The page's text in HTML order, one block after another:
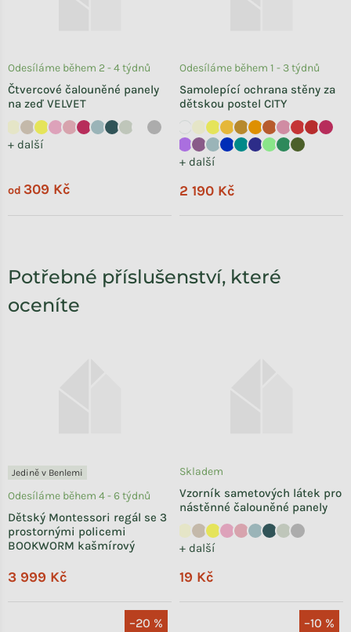
Čtvercové čalouněné panely
na zeď VELVET
+ další
Odesíláme během 2 - 4 týdnů
od 309 Kč
Samolepící ochrana stěny za
dětskou postel CITY
+ další
Odesíláme během 1 - 3 týdnů
2 190 Kč
Potřebné příslušenství, které
oceníte
Jedině v Benlemi
Dětský Montessori regál se 3
prostornými policemi
BOOKWORM kašmírový
Odesíláme během 4 - 6 týdnů
3 999 Kč
Vzorník sametových látek pro
nástěnné čalouněné panely
+ další
Skladem
19 Kč
–20 % –10 %